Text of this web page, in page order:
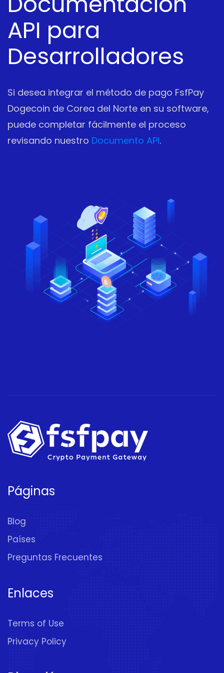
API para
Desarrolladores
Si desea integrar el método de pago FsfPay
Dogecoin de Corea del Norte en su software,
puede completar fácilmente el proceso
revisando nuestro Documento API.
Páginas
Blog
Países
Preguntas Frecuentes
Enlaces
Terms of Use
Privacy Policy